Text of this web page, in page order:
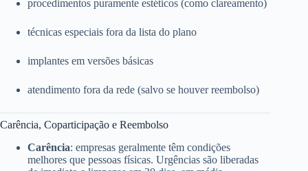
procedimentos puramente estéticos (como clareamento)
técnicas especiais fora da lista do plano
implantes em versões básicas
atendimento fora da rede (salvo se houver reembolso)
Carência, Coparticipação e Reembolso
Carência: empresas geralmente têm condições
melhores que pessoas físicas. Urgências são liberadas